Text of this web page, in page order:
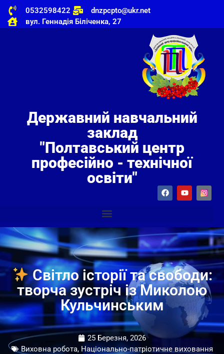
0532598422
dnzpcpto@ukr.net
вул. Геннадія Біліченка, 27
Державний навчальний
заклад
"Полтавський центр
професійно - технічної
освіти"
Світло історії та свободи:
творча зустріч із Миколою
Кульчинським
25 Березня, 2026
Виховна робота, Національно-патріотичне виховання